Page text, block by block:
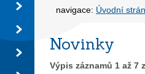
navigace: Úvodní
Novinky
Výpis záznamů 1 až 7